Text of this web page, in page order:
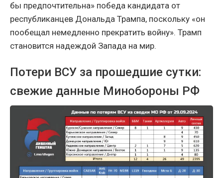
бы предпочтительна» победа кандидата от
республиканцев Дональда Трампа, поскольку «он
пообещал немедленно прекратить войну». Трамп
становится надеждой Запада на мир.
Потери ВСУ за прошедшие сутки:
свежие данные Минобороны РФ